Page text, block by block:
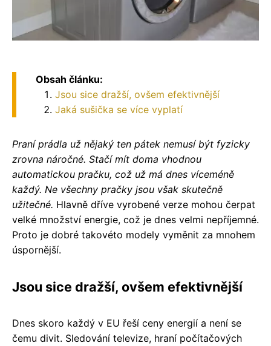
Obsah článku:
Jsou sice dražší, ovšem efektivnější
Jaká sušička se více vyplatí
Praní prádla už nějaký ten pátek nemusí být fyzicky
zrovna náročné. Stačí mít doma vhodnou
automatickou pračku, což už má dnes víceméně
každý. Ne všechny pračky jsou však skutečně
užitečné. Hlavně dříve vyrobené verze mohou čerpat
velké množství energie, což je dnes velmi nepříjemné.
Proto je dobré takovéto modely vyměnit za mnohem
úspornější.
Jsou sice dražší, ovšem efektivnější
Dnes skoro každý v EU řeší ceny energií a není se
čemu divit. Sledování televize, hraní počítačových